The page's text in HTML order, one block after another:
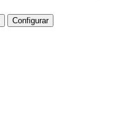
Configurar